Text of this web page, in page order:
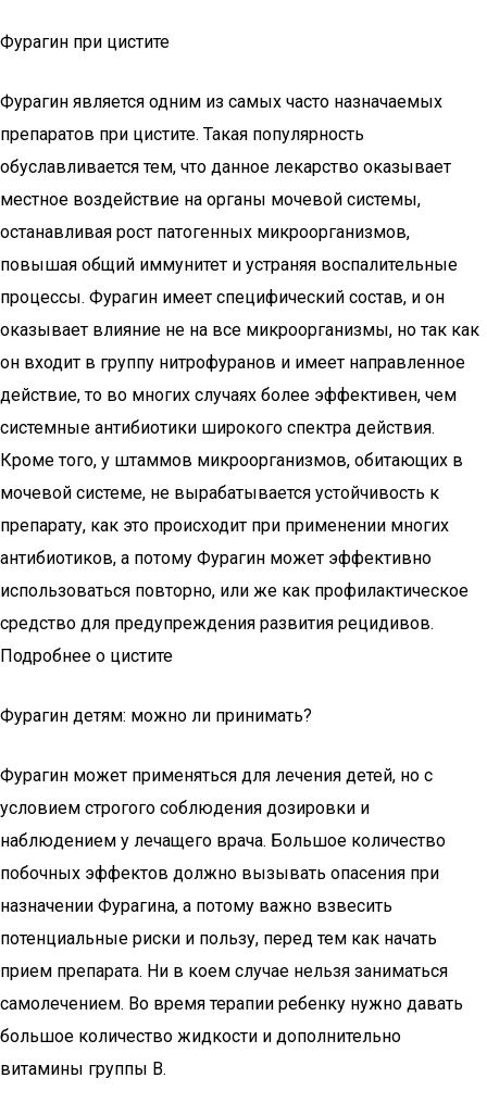
Фурагин при цистите
Фурагин является одним из самых часто назначаемых
препаратов при цистите. Такая популярность
обуславливается тем, что данное лекарство оказывает
местное воздействие на органы мочевой системы,
останавливая рост патогенных микроорганизмов,
повышая общий иммунитет и устраняя воспалительные
процессы. Фурагин имеет специфический состав, и он
оказывает влияние не на все микроорганизмы, но так как
он входит в группу нитрофуранов и имеет направленное
действие, то во многих случаях более эффективен, чем
системные антибиотики широкого спектра действия.
Кроме того, у штаммов микроорганизмов, обитающих в
мочевой системе, не вырабатывается устойчивость к
препарату, как это происходит при применении многих
антибиотиков, а потому Фурагин может эффективно
использоваться повторно, или же как профилактическое
средство для предупреждения развития рецидивов.
Подробнее о цистите
Фурагин детям: можно ли принимать?
Фурагин может применяться для лечения детей, но с
условием строгого соблюдения дозировки и
наблюдением у лечащего врача. Большое количество
побочных эффектов должно вызывать опасения при
назначении Фурагина, а потому важно взвесить
потенциальные риски и пользу, перед тем как начать
прием препарата. Ни в коем случае нельзя заниматься
самолечением. Во время терапии ребенку нужно давать
большое количество жидкости и дополнительно
витамины группы В.